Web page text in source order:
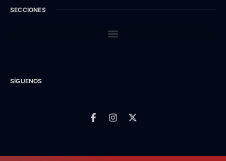
SECCIONES
SÍGUENOS